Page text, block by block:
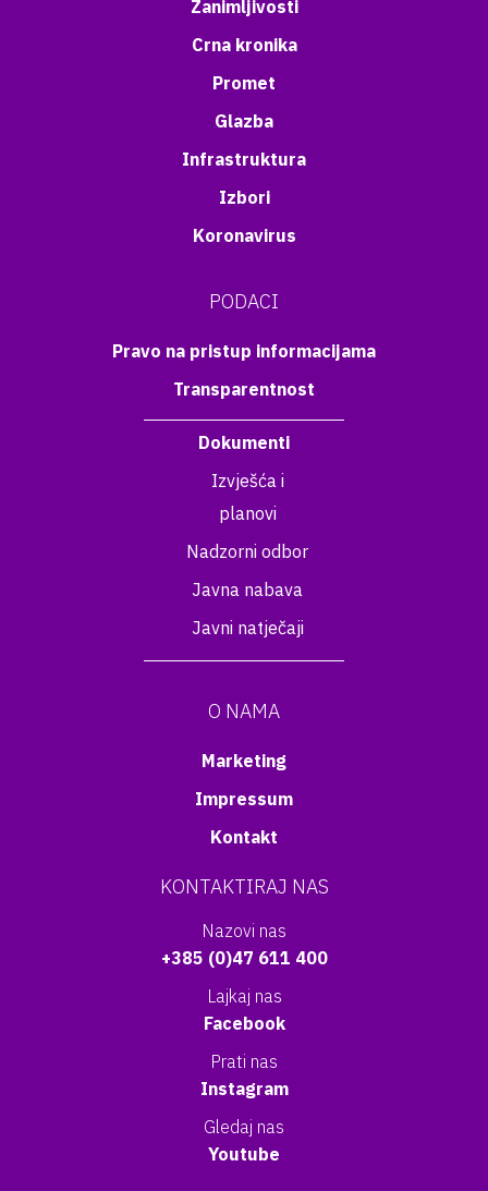
Zanimljivosti
Crna kronika
Promet
Glazba
Infrastruktura
Izbori
Koronavirus
PODACI
Pravo na pristup informacijama
Transparentnost
Dokumenti
Izvješća i
planovi
Nadzorni odbor
Javna nabava
Javni natječaji
O NAMA
Marketing
Impressum
Kontakt
KONTAKTIRAJ NAS
Nazovi nas
+385 (0)47 611 400
Lajkaj nas
Facebook
Prati nas
Instagram
Gledaj nas
Youtube